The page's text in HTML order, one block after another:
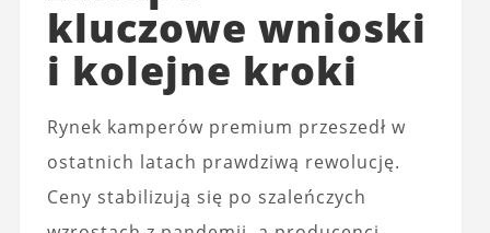
kluczowe wnioski
i kolejne kroki
Rynek kamperów premium przeszedł w
ostatnich latach prawdziwą rewolucję.
Ceny stabilizują się po szaleńczych